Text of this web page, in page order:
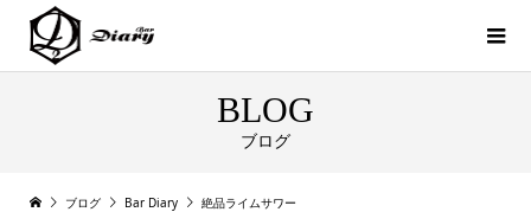
BLOG
ブログ
ブログ Bar Diary 絶品ライムサワー